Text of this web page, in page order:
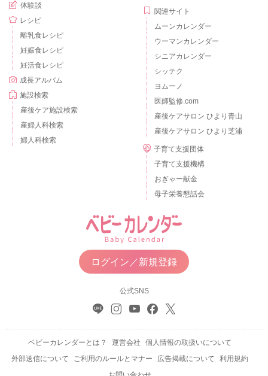
体験談
レシピ
離乳食レシピ
妊娠食レシピ
妊活食レシピ
成長アルバム
施設検索
産後ケア施設検索
産婦人科検索
婦人科検索
関連サイト
ムーンカレンダー
ウーマンカレンダー
シニアカレンダー
シッテク
ヨムーノ
医師監修.com
産後ケアサロン ひより青山
産後ケアサロン ひより芝浦
子育て支援団体
子育て支援機構
おぎゃー献金
母子栄養懇話会
ログイン／新規登録
公式SNS
ベビーカレンダーとは？ 運営会社
個人情報の取扱いについて
外部送信について
ご利用のルールとマナー 広告掲載について
利用規約